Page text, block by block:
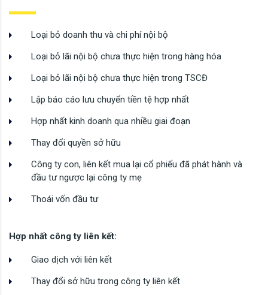
Loại bỏ doanh thu và chi phí nội bộ
Loại bỏ lãi nội bộ chưa thực hiện trong hàng hóa
Loại bỏ lãi nội bộ chưa thực hiện trong TSCĐ
Lập báo cáo lưu chuyển tiền tệ hợp nhất
Hợp nhất kinh doanh qua nhiều giai đoạn
Thay đổi quyền sở hữu
Công ty con, liên kết mua lại cổ phiếu đã phát hành và
đầu tư ngược lại công ty mẹ
Thoái vốn đầu tư
Hợp nhất công ty liên kết:
Giao dịch với liên kết
Thay đổi sở hữu trong công ty liên kết